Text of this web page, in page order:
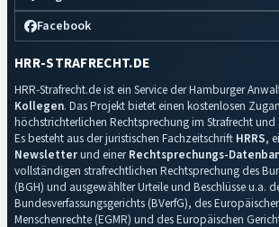
Facebook
HRR-STRAFRECHT.DE
HRR-Strafrecht.de ist ein Service der Hamburger
Kollegen. Das Projekt bietet einen kostenlosen
höchstrichterlichen Rechtsprechung im Strafrecht und
Es besteht aus der juristischen Fachzeitschrift HRRS,
Newsletterund einerRechtsprechungs-
vollständigen strafrechtlichen Rechtsprechung des
(BGH) und ausgewählter Urteile und Beschlüsse u.a.
Bundesverfassungsgerichts (BVerfG), des
Menschenrechte (EGMR) und des Europäischen